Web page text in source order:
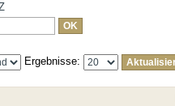
Ergebnisse: